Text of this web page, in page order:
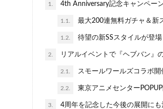
1. 4th Anniversary記念キャンペー
1.1. 最大200連無料ガチャ＆新
1.2. 待望の新SSスタイルが登場
2. リアルイベントで『ヘブバン』
2.1. スモールワールズコラボ開
2.2. 東京アニメセンターPOPUP
3. 4周年を記念した今後の展開にも